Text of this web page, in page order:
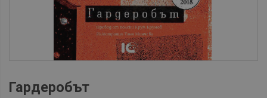
Гардеробът